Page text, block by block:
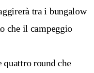
tra i bungalow
che il campeggio
quattro round che